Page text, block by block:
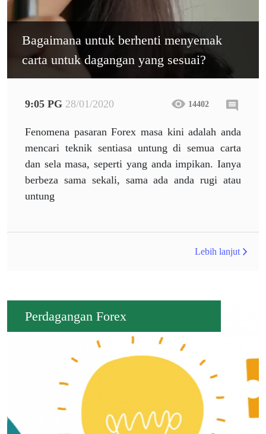
Bagaimana untuk berhenti menyemak
carta untuk dagangan yang sesuai?
9:05 PG 28/01/2020 14402
Fenomena pasaran Forex masa kini adalah anda
mencari teknik sentiasa untung di semua carta
dan sela masa, seperti yang anda impikan. Ianya
berbeza sama sekali, sama ada anda rugi atau
untung
Lebih lanjut
Perdagangan Forex